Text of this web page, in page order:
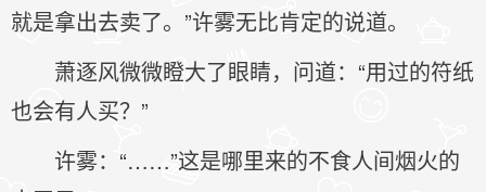
就是拿出去卖了。”许雾无比肯定的说道。
萧逐风微微瞪大了眼睛，问道：“用过的符纸
也会有人买？”
许雾：“……”这是哪里来的不食人间烟火的